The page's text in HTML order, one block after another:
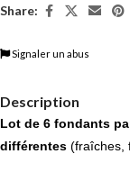
Share:
Signaler un abus
Description
Lot de 6 fondants
différentes (fraîches,